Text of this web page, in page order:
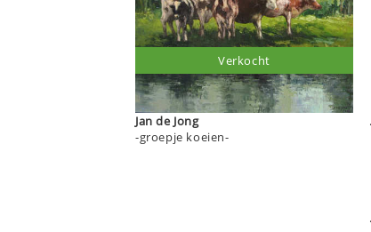
Jan de Jong
-groepje koeien-
Verkocht